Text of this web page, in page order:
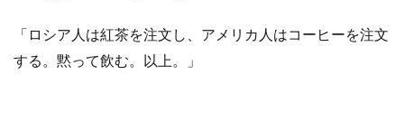
「ロシア人は紅茶を注文し、アメリカ人はコーヒーを注文
する。黙って飲む。以上。」